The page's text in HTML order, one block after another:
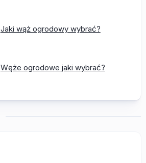
Jaki wąż ogrodowy wybrać?
Węże ogrodowe jaki wybrać?